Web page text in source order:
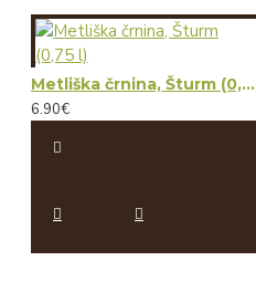
Metliška črnina, Šturm (0,75 l)
6.90€